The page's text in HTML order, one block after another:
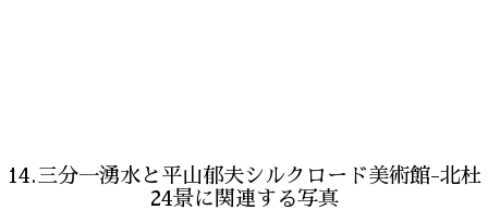
14.三分一湧水と平山郁夫シルクロード美術館-北杜
24景に関連する写真